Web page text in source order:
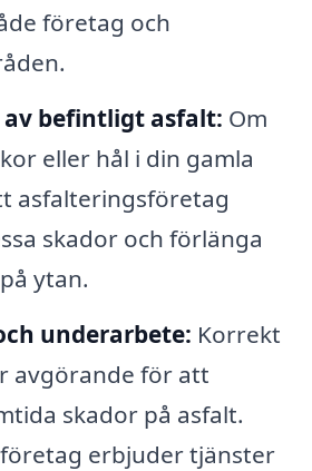
företag och
befintligt asfalt: Om
eller hål i din gamla
asfalteringsföretag
skador och förlänga
ytan.
underarbete: Korrekt
avgörande för att
skador på asfalt.
erbjuder tjänster